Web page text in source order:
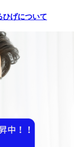
ひげについて